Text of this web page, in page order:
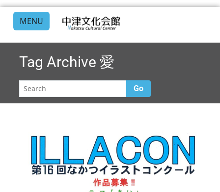
MENU
Tag Archive 愛
Go